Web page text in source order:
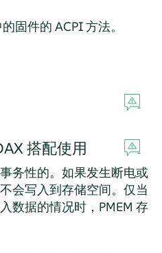
固件的 ACPI 方法。
搭配使用
务性的。如果发生断电或
会写入到存储空间。仅当
数据的情况时，PMEM 存